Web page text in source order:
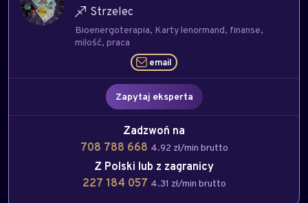
Strzelec
Bioenergoterapia Karty lenormand finanse
milość praca
email
Zapytaj eksperta
Zadzwoń na
708 788 668 4.92 zł/min brutto
Z Polski lub z zagranicy
227 184 057 4.31 zł/min brutto